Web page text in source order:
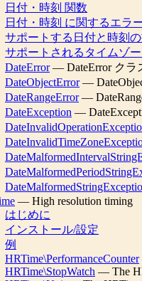
日付・時刻 関数
日付・時刻 に関するエラ
サポートする日付と時刻
サポートされるタイムゾ
DateError— DateError クラ
DateObjectError—
DateRangeError—
DateException —
— High resolution timing
はじめに
インストール/設定
例
HRTime\PerformanceCounter
HRTime\StopWatch — The